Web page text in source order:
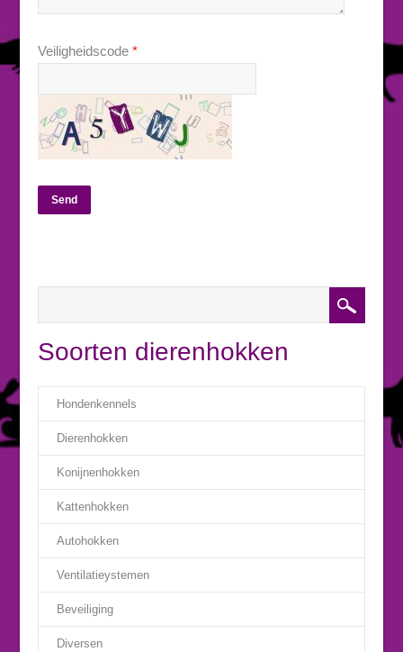
Veiligheidscode*
Soorten dierenhokken
Hondenkennels
Dierenhokken
Konijnenhokken
Kattenhokken
Autohokken
Ventilatieystemen
Beveiliging
Diversen